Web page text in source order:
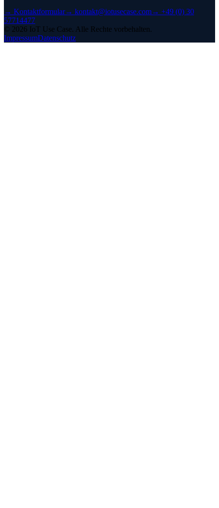
→ Kontaktformular→ kontakt@iotusecase.com→ +49 (0) 30
57714477
© 2026 IoT Use Case. Alle Rechte vorbehalten.
ImpressumDatenschutz